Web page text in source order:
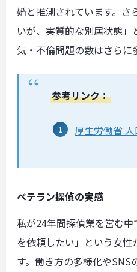
婚と推測されています。さ
いが、実質的な別居状態
気・不倫問題の数はさらに
参考リンク：
厚生労働省 人
ベテラン探偵の実感
私が24年間探偵業を営む
を依頼したい」という女性
す。働き方の多様化やSNS